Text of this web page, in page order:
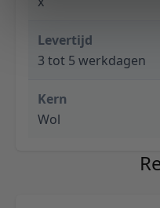
Levertijd
3 tot 5 werkdagen
Kern
Wol